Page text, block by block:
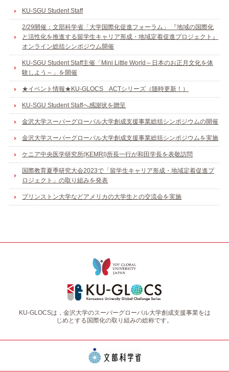
KU-SGU Student Staff
2/29開催：文部科学省「大学国際化促進フォーラム」 『地域の国際化
と活性化を推進する留学生キャリア形成・地域定着促進プロジェクト』
オンライン総括シンポジウム開催
KU-SGU Student Staff主催「Mini Little World～日本のお正月文化を体
験しよう～」を開催
★イベント情報★KU-GLOCS ACTシリーズ（随時更新！）
KU-SGU Student Staffへ感謝状を贈呈
金沢大学スーパーグローバル大学創成支援事業総括シンポジウムの開催
金沢大学スーパーグローバル大学創成支援事業総括シンポジウムを実施
ケニア中央医学研究所(KEMRI)所長一行が和田学長を表敬訪問
国際教育夏季研究大会2023で「留学生キャリア形成・地域定着促進プ
ロジェクト」の取り組みを発表
プリンストン大学などアメリカの大学生との交流会を実施
KU-GLOCSは，金沢大学のスーパーグローバル大学創成支援事業をは
じめとする国際化の取り組みの総称です。